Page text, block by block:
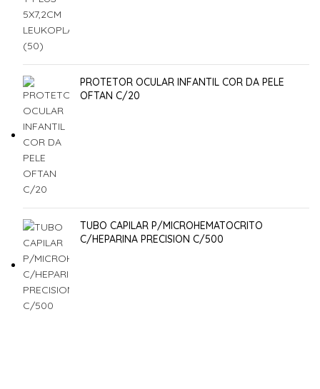
PROTETOR OCULAR INFANTIL COR DA PELE
OFTAN C/20
TUBO CAPILAR P/MICROHEMATOCRITO
C/HEPARINA PRECISION C/500